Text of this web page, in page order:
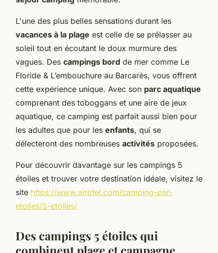
L'une des plus belles sensations durant les
vacances à la plage est celle de se prélasser au
soleil tout en écoutant le doux murmure des
vagues. Des campings bord de mer comme Le
Floride & L’embouchure au Barcarès, vous offrent
cette expérience unique. Avec son parc aquatique
comprenant des toboggans et une aire de jeux
aquatique, ce camping est parfait aussi bien pour
les adultes que pour les enfants, qui se
délecteront des nombreuses activités proposées.
Pour découvrir davantage sur les campings 5
étoiles et trouver votre destination idéale, visitez le
site https://www.airotel.com/camping-par-
etoiles/5-etoiles/
Des campings 5 étoiles qui